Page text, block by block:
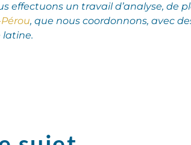
effectuons un travail d’analyse, de
, que nous coordonnons, avec
latine.